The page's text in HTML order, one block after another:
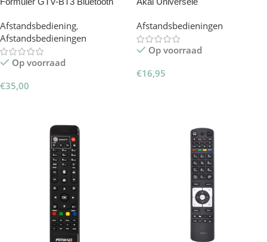
Remote
Afstandsbediening,
Afstandsbedieningen
Op voorraad
€35,00
Slimtron Hit-V2
Afstandsbedieningen
Op voorraad
€16,95